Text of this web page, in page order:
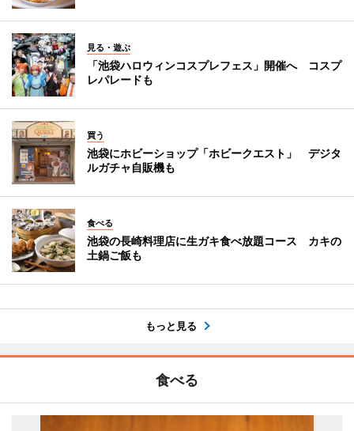
見る・遊ぶ
「池袋ハロウィンコスプレフェス」開催へ コスプ
レパレードも
買う
池袋にホビーショップ「ホビークエスト」 デジタ
ルガチャ自販機も
食べる
池袋の長崎料理店に生ガキ食べ放題コース カキの
土鍋ご飯も
もっと見る
食べる